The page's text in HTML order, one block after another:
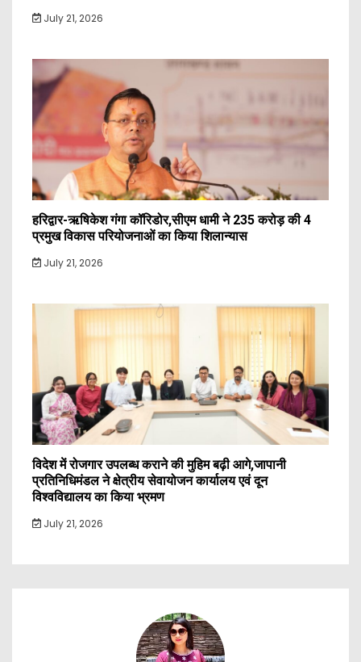
July 21, 2026
हरिद्वार-ऋषिकेश गंगा कॉरिडोर,सीएम धामी ने 235 करोड़ की 4
प्रमुख विकास परियोजनाओं का किया शिलान्यास
July 21, 2026
विदेश में रोजगार उपलब्ध कराने की मुहिम बढ़ी आगे,जापानी
प्रतिनिधिमंडल ने क्षेत्रीय सेवायोजन कार्यालय एवं दून
विश्वविद्यालय का किया भ्रमण
July 21, 2026